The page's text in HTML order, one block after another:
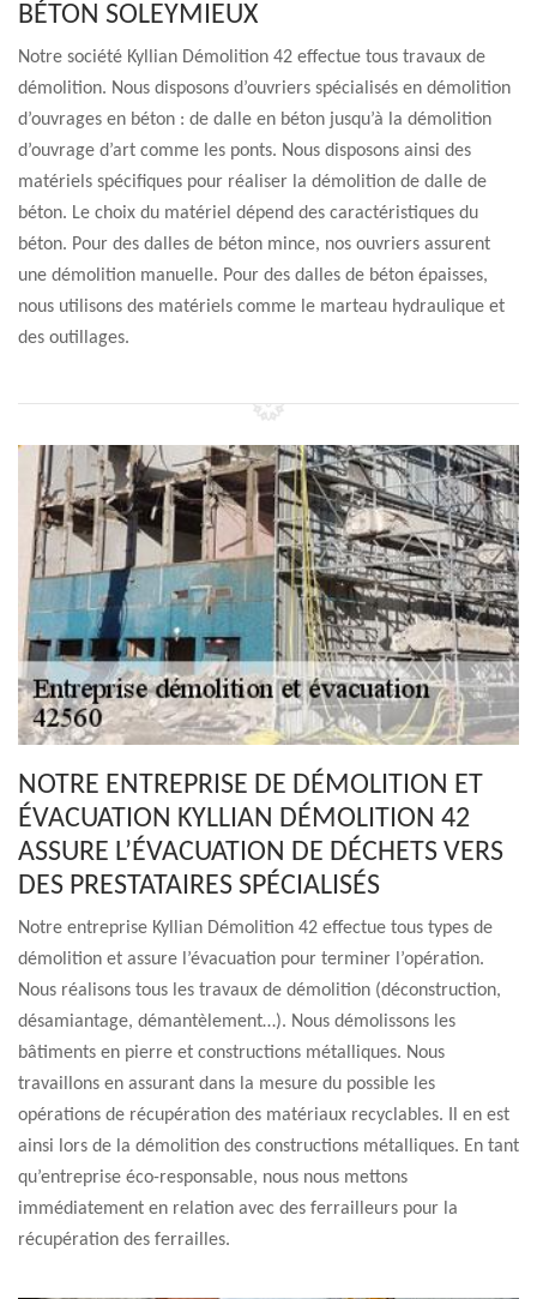
BÉTON SOLEYMIEUX
Notre société Kyllian Démolition 42 effectue tous travaux de
démolition. Nous disposons d’ouvriers spécialisés en démolition
d’ouvrages en béton : de dalle en béton jusqu’à la démolition
d’ouvrage d’art comme les ponts. Nous disposons ainsi des
matériels spécifiques pour réaliser la démolition de dalle de
béton. Le choix du matériel dépend des caractéristiques du
béton. Pour des dalles de béton mince, nos ouvriers assurent
une démolition manuelle. Pour des dalles de béton épaisses,
nous utilisons des matériels comme le marteau hydraulique et
des outillages.
NOTRE ENTREPRISE DE DÉMOLITION ET
ÉVACUATION KYLLIAN DÉMOLITION 42
ASSURE L’ÉVACUATION DE DÉCHETS VERS
DES PRESTATAIRES SPÉCIALISÉS
Notre entreprise Kyllian Démolition 42 effectue tous types de
démolition et assure l’évacuation pour terminer l’opération.
Nous réalisons tous les travaux de démolition (déconstruction,
désamiantage, démantèlement…). Nous démolissons les
bâtiments en pierre et constructions métalliques. Nous
travaillons en assurant dans la mesure du possible les
opérations de récupération des matériaux recyclables. Il en est
ainsi lors de la démolition des constructions métalliques. En tant
qu’entreprise éco-responsable, nous nous mettons
immédiatement en relation avec des ferrailleurs pour la
récupération des ferrailles.